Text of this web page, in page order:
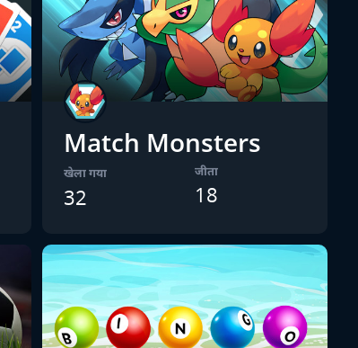
Match Monsters
खेला गया
32
जीता
18